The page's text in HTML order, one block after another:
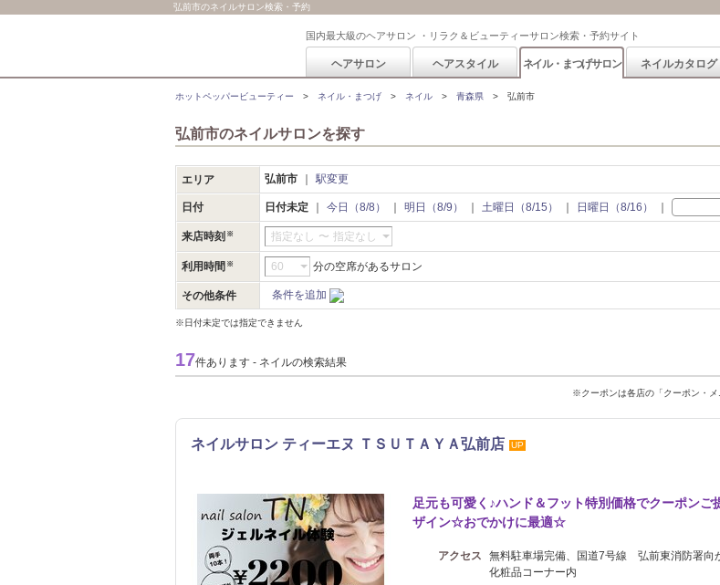
弘前市のネイルサロン検索・予約
国内最大級のヘアサロン ・リラク＆ビューティーサロン検索・予約サイト
ヘアサロン ヘアスタイル ネイル・まつげサロン ネイルカタログ
ホットペッパービューティー ネイル・まつげ ネイル 青森県 弘前市
弘前市のネイルサロンを探す
エリア 弘前市 駅変更
日付 日付未定 今日（8/8） 明日（8/9） 土曜日（8/15） 日曜日（8/16）
来店時刻 指定なし 〜 指定なし
利用時間 分の空席があるサロン
その他条件 条件を追加
※日付未定では指定できません
17件あります - ネイルの検索結果
※クーポンは各店の「クーポン・メ
ネイルサロン ティーエヌ ＴＳＵＴＡＹＡ弘前店 UP
足元も可愛く♪ハンド＆フット特別価格でクーポンご
ザイン☆おでかけに最適☆
アクセス
無料駐車場完備、国道7号線 弘前東消防署向
化粧品コーナー内